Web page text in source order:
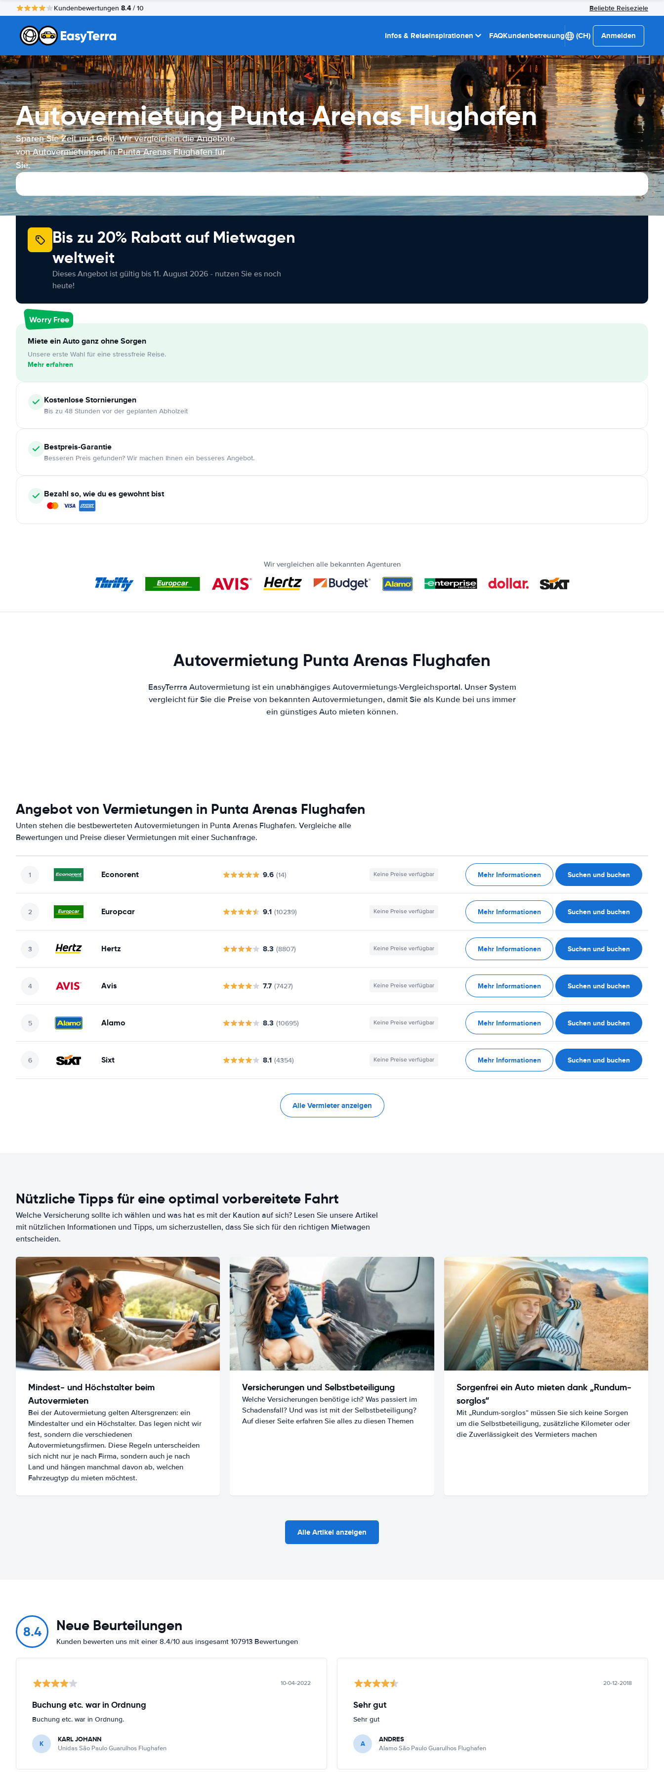
Kundenbewertungen 8.4 / 10 Beliebte Reiseziele
Infos & Reiseinspirationen FAQKundenbetreuung (CH) Anmelden
Autovermietung Punta Arenas Flughafen
Sparen Sie Zeit und Geld. Wir vergleichen die Angebote
von Autovermietungen in Punta Arenas Flughafen für
Sie.
Bis zu 20% Rabatt auf Mietwagen
weltweit
Dieses Angebot ist gültig bis 11. August 2026 - nutzen Sie es noch
heute!
Worry Free
Miete ein Auto ganz ohne Sorgen
Unsere erste Wahl für eine stressfreie Reise.
Mehr erfahren
KostenloseStornierungen
Bis zu 48 Stunden vor der geplanten Abholzeit
Bestpreis-Garantie
Besseren Preis gefunden? Wir machen Ihnen ein besseres Angebot.
Bezahl so, wie du es gewohnt bist
Wir vergleichen alle bekannten Agenturen
Autovermietung Punta Arenas Flughafen
EasyTerrra Autovermietung ist ein unabhängiges Autovermietungs-Vergleichsportal. Unser System
vergleicht für Sie die Preise von bekannten Autovermietungen, damit Sie als Kunde bei uns immer
ein günstiges Auto mieten können.
Angebot von Vermietungen in Punta Arenas Flughafen
Unten stehen die bestbewerteten Autovermietungen in Punta Arenas Flughafen. Vergleiche alle
Bewertungen und Preise dieser Vermietungen mit einer Suchanfrage.
Econorent 9.6 (14) Keine Preise verfügbar Mehr Informationen Suchen und buchen
Europcar 9.1 (10239) Keine Preise verfügbar Mehr Informationen Suchen und buchen
Hertz 8.3 (8807) Keine Preise verfügbar Mehr Informationen Suchen und buchen
Avis 7.7 (7427) Keine Preise verfügbar Mehr Informationen Suchen und buchen
Alamo 8.3 (10695) Keine Preise verfügbar Mehr Informationen Suchen und buchen
Sixt 8.1 (4354) Keine Preise verfügbar Mehr Informationen Suchen und buchen
Alle Vermieter anzeigen
Nützliche Tipps für eine optimal vorbereitete Fahrt
Welche Versicherung sollte ich wählen und was hat es mit der Kaution auf sich? Lesen Sie unsere Artikel
mit nützlichen Informationen und Tipps, um sicherzustellen, dass Sie sich für den richtigen Mietwagen
entscheiden.
Mindest- und Höchstalter beim
Autovermieten
Bei der Autovermietung gelten Altersgrenzen: ein
Mindestalter und ein Höchstalter. Das legen nicht wir
fest, sondern die verschiedenen
Autovermietungsfirmen. Diese Regeln unterscheiden
sich nicht nur je nach Firma, sondern auch je nach
Land und hängen manchmal davon ab, welchen
Fahrzeugtyp du mieten möchtest.
Versicherungen und Selbstbeteiligung
Welche Versicherungen benötige ich? Was passiert im
Schadensfall? Und was ist mit der Selbstbeteiligung?
Auf dieser Seite erfahren Sie alles zu diesen Themen
Sorgenfrei ein Auto mieten dank „Rundum-
sorglos“
Mit „Rundum-sorglos“ müssen Sie sich keine Sorgen
um die Selbstbeteiligung, zusätzliche Kilometer oder
die Zuverlässigkeit des Vermieters machen
Alle Artikel anzeigen
8.4 Neue Beurteilungen
Kunden bewerten uns mit einer 8.4/10 aus insgesamt 107913 Bewertungen
10-04-2022
Buchung etc. war in Ordnung
Buchung etc. war in Ordnung.
K KARL JOHANN
Unidas São Paulo Guarulhos Flughafen
20-12-2018
Sehr gut
Sehr gut
A ANDRES
Alamo São Paulo Guarulhos Flughafen